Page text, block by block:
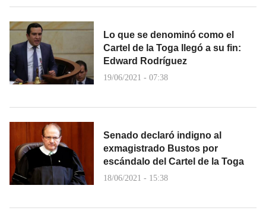
Lo que se denominó como el
Cartel de la Toga llegó a su fin:
Edward Rodríguez
19/06/2021 - 07:38
Senado declaró indigno al
exmagistrado Bustos por
escándalo del Cartel de la Toga
18/06/2021 - 15:38